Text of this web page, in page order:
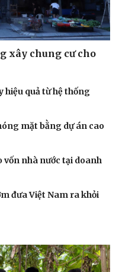
trí
Thời trang
Việt
xây chung cư cho
hiệu quả từ hệ thống
mặt bằng dự án cao
vốn nhà nước tại doanh
đưa Việt Nam ra khỏi